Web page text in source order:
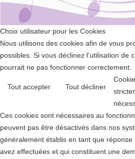
Choix utilisateur pour les Cookies
Nous utilisons des cookies afin de vous
possibles. Si vous déclinez l'utilisation de
pourrait ne pas fonctionner correctement.
Tout accepter Tout décliner
Ces cookies sont nécessaires au
peuvent pas être désactivés dans nos
généralement établis en tant que
avez effectuées et qui constituent une